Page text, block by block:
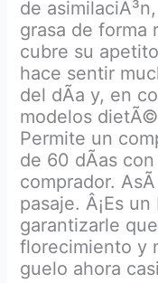
de
grasa de forma
cubre su
hace sentir
del dÃ­a y, en
modelos
Permite un
de 60 dÃ­as
comprador.
pasaje. Â¡Es
garantizarle
florecimiento y
guelo ahora